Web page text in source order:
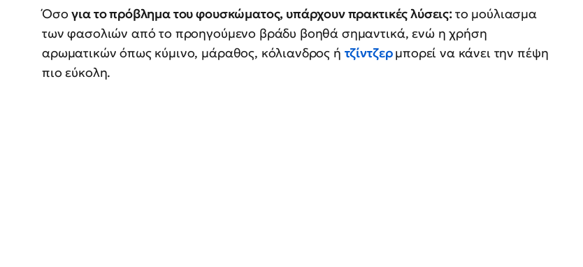
Όσογια το πρόβλημα του φουσκώματος, υπάρχουν πρακτικές λύσεις:το μούλιασμα
των φασολιών από το προηγούμενο βράδυ βοηθά σημαντικά, ενώ η χρήση
αρωματικών όπως κύμινο, μάραθος, κόλιανδρος ή τζίντζερμπορεί να κάνει την πέψη
πιο εύκολη.